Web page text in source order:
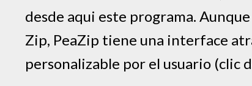
desde aqui este programa.
Zip, PeaZip tiene una interface
personalizable por el usuario (clic